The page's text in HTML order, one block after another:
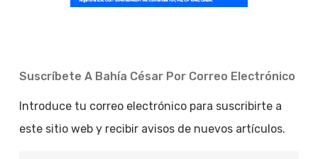
Suscríbete A Bahía César Por Correo Electrónico
Introduce tu correo electrónico para suscribirte a
este sitio web y recibir avisos de nuevos artículos.